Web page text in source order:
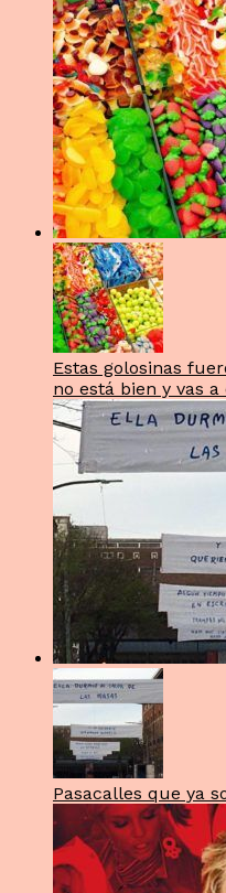
Estas golosinas
no está bien y vas
Pasacalles que ya